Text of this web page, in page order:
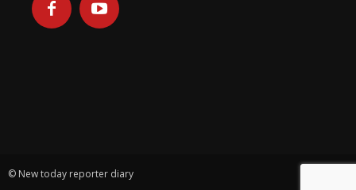
© New today reporter diary